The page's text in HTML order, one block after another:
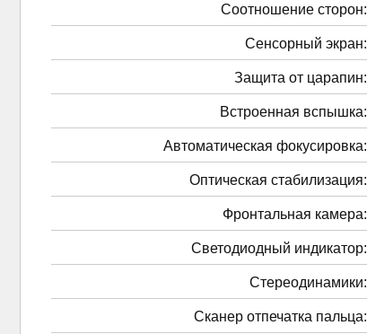
Соотношение сторон:
Сенсорный экран:
Защита от царапин:
Встроенная вспышка:
Автоматическая фокусировка:
Оптическая стабилизация:
Фронтальная камера:
Светодиодный индикатор:
Стереодинамики:
Сканер отпечатка пальца: